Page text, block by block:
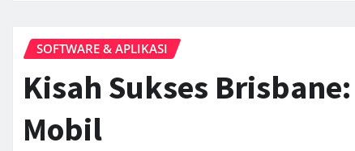
SOFTWARE & APLIKASI
Kisah Sukses
Mobil